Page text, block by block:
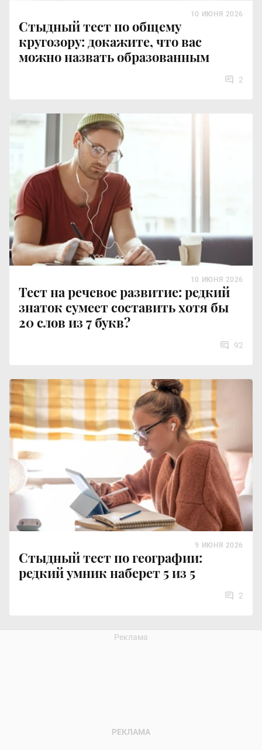
Стыдный тест по общему
кругозору: докажите, что вас
можно назвать образованным
10 ИЮНЯ 2026
2
Тест на речевое развитие: редкий
знаток сумеет составить хотя бы
20 слов из 7 букв?
10 ИЮНЯ 2026
92
Стыдный тест по географии:
редкий умник наберет 5 из 5
9 ИЮНЯ 2026
2